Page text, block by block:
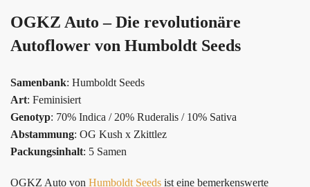
OGKZ Auto – Die revolutionäre
Autoflower von Humboldt Seeds
Samenbank: Humboldt Seeds
Art: Feminisiert
Genotyp: 70% Indica / 20% Ruderalis / 10% Sativa
Abstammung: OG Kush x Zkittlez
Packungsinhalt: 5 Samen
OGKZ Auto von Humboldt Seeds ist eine bemerkenswerte